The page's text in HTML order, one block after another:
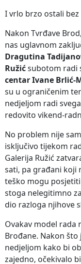
I vrlo brzo ostali bez
Nakon Tvrđave
nas uglavnom
Dragutina
Ružićsubotom radi
centar Ivane Brlić-
su u ograničenim
nedjeljom radi
redovito vikend-
No problem nije
isključivo tijekom
Galerija Ružić
sati, pa građani koji
teško mogu
stoga nelegitimno
dio razloga njihove
Ovakav model rada
Brođane. Nakon
nedjeljom kako bi
zajedno, očekivalo